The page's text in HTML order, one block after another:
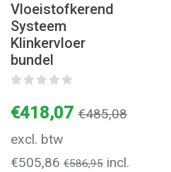
Vloeistofkerend
Systeem
Klinkervloer
bundel
€418,07 €485,08
excl. btw
€505,86 €586,95 incl.